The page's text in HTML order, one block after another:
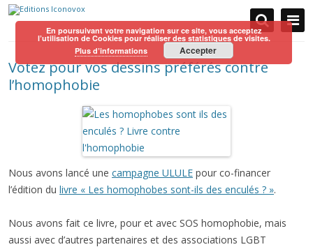
Aller au contenu
Votez pour vos dessins préférés contre
l’homophobie
Nous avons lancé une campagne ULULE pour co-financer
l’édition du livre « Les homophobes sont-ils des enculés ? ».
Nous avons fait ce livre, pour et avec SOS homophobie, mais
aussi avec d’autres partenaires et des associations LGBT
En poursuivant votre navigation sur ce site, vous acceptez
l’utilisation de Cookies pour réaliser des statistiques de visites.
Plus d’informations
Accepter